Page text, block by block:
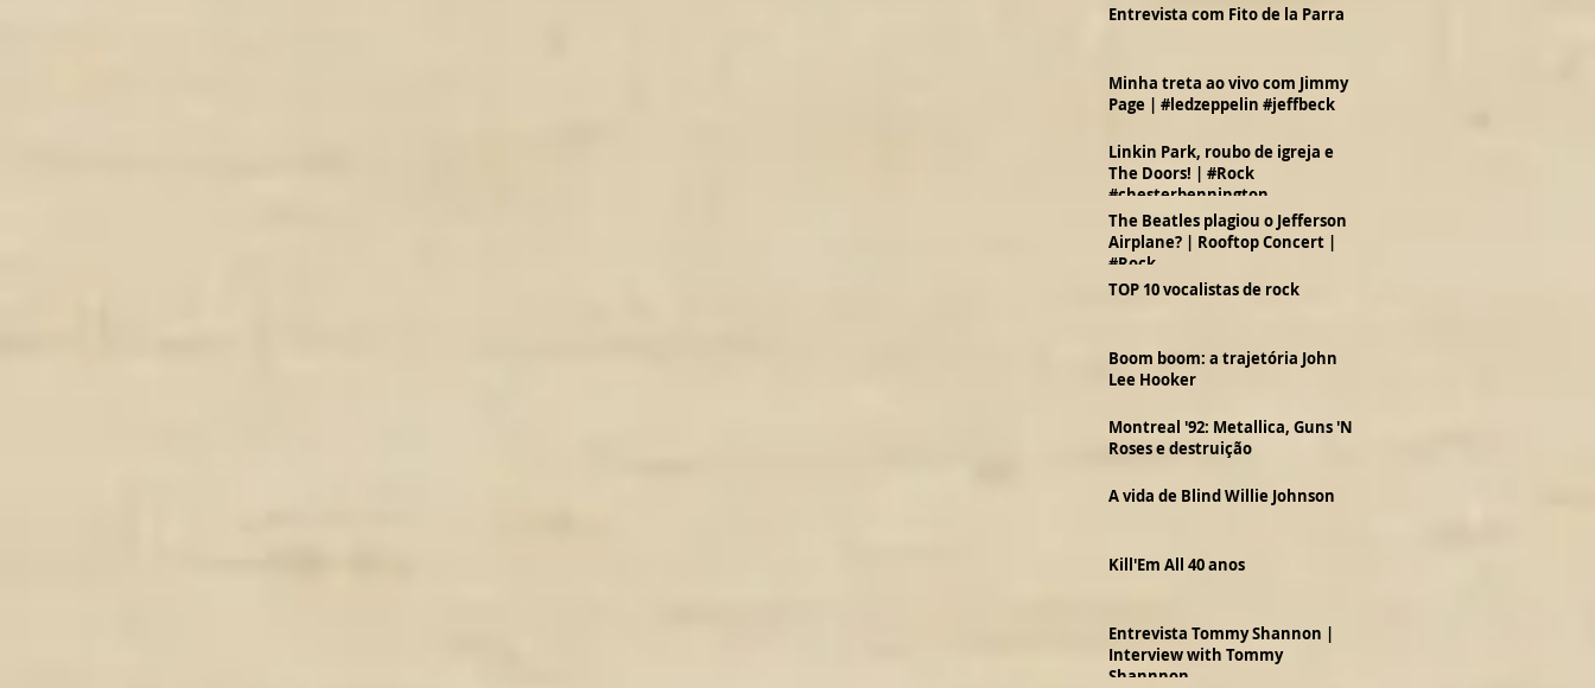
Entrevista com Fito de la Parra
Minha treta ao vivo com Jimmy
Page | #ledzeppelin #jeffbeck
Linkin Park, roubo de igreja e
The Doors! | #Rock
#chesterbennington
The Beatles plagiou o Jefferson
Airplane? | Rooftop Concert |
#Rock
TOP 10 vocalistas de rock
Boom boom: a trajetória John
Lee Hooker
Montreal '92: Metallica, Guns 'N
Roses e destruição
A vida de Blind Willie Johnson
Kill'Em All 40 anos
Entrevista Tommy Shannon |
Interview with Tommy
Shannnon